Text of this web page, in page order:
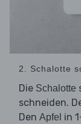
2. Schalotte
Die Schalotte
schneiden.
Den Apfel in